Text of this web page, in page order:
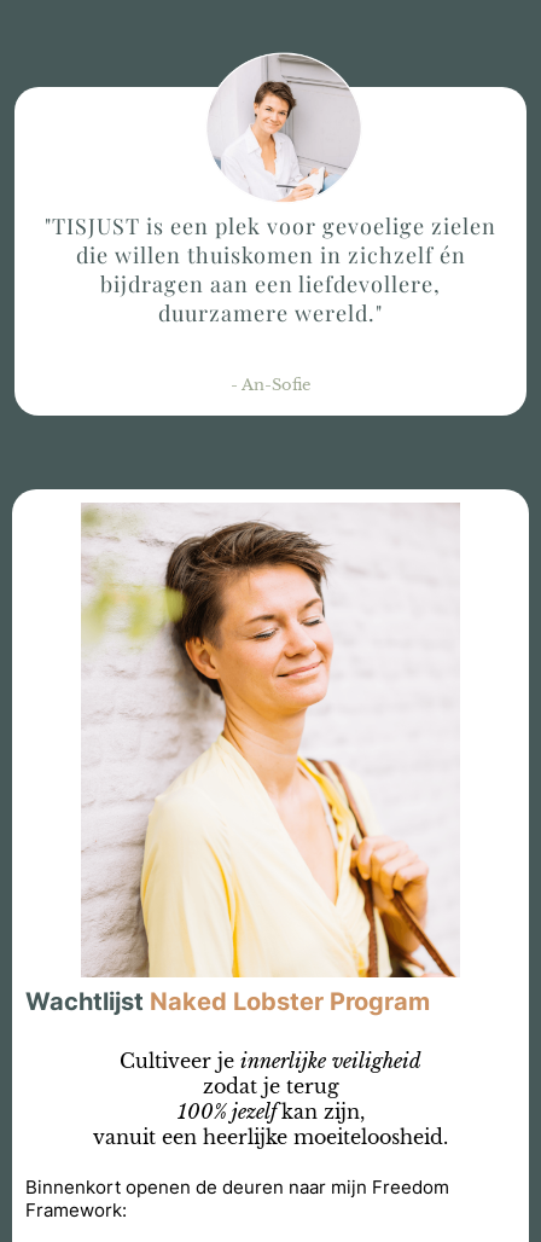
"TISJUST is een plek voor gevoelige zielen
die willen thuiskomen in zichzelf én
bijdragen aan een liefdevollere,
duurzamere wereld."
- An-Sofie
Wachtlijst Naked Lobster Program
Cultiveer je innerlijke veiligheid
zodat je terug
100% jezelfkan zijn,
vanuit een heerlijke moeiteloosheid.
Binnenkort openen de deuren naar mijn Freedom
Framework: